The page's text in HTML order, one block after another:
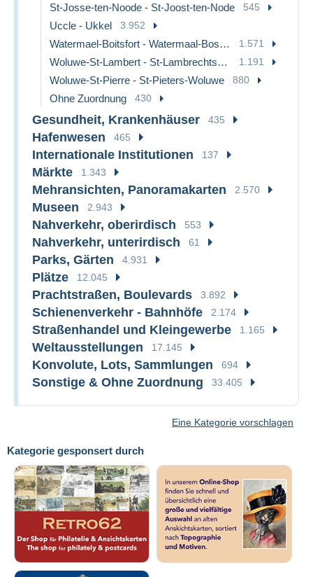
Kategorie gesponsert durch
St-Josse-ten-Noode - St-Joost-ten-Node 545
Uccle - Ukkel 3.952
Watermael-Boitsfort - Watermaal-Bosvoorde 1.571
Woluwe-St-Lambert - St-Lambrechts-Woluwe 1.191
Woluwe-St-Pierre - St-Pieters-Woluwe 880
Ohne Zuordnung 430
Gesundheit, Krankenhäuser 435
Hafenwesen 465
Internationale Institutionen 137
Märkte 1.343
Mehransichten, Panoramakarten 2.570
Museen 2.943
Nahverkehr, oberirdisch 553
Nahverkehr, unterirdisch 61
Parks, Gärten 4.931
Plätze 12.045
Prachtstraßen, Boulevards 3.892
Schienenverkehr - Bahnhöfe 2.174
Straßenhandel und Kleingewerbe 1.165
Weltausstellungen 17.145
Konvolute, Lots, Sammlungen 694
Sonstige & Ohne Zuordnung 33.405
Eine Kategorie vorschlagen